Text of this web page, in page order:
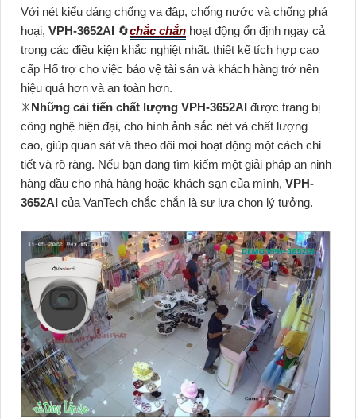
Với nét kiểu dáng chống va đập, chống nước và chống phá
hoại, VPH-3652AI 🔄chắc chắn hoạt động ổn định ngay cả
trong các điều kiện khắc nghiệt nhất. thiết kế tích hợp cao
cấp Hổ trợ cho việc bảo vệ tài sản và khách hàng trở nên
hiệu quả hơn và an toàn hơn.
✳️Những cải tiến chất lượng VPH-3652AI được trang bị
công nghệ hiện đại, cho hình ảnh sắc nét và chất lượng
cao, giúp quan sát và theo dõi mọi hoạt động một cách chi
tiết và rõ ràng. Nếu bạn đang tìm kiếm một giải pháp an ninh
hàng đầu cho nhà hàng hoặc khách sạn của mình, VPH-
3652AI của VanTech chắc chắn là sự lựa chọn lý tưởng.